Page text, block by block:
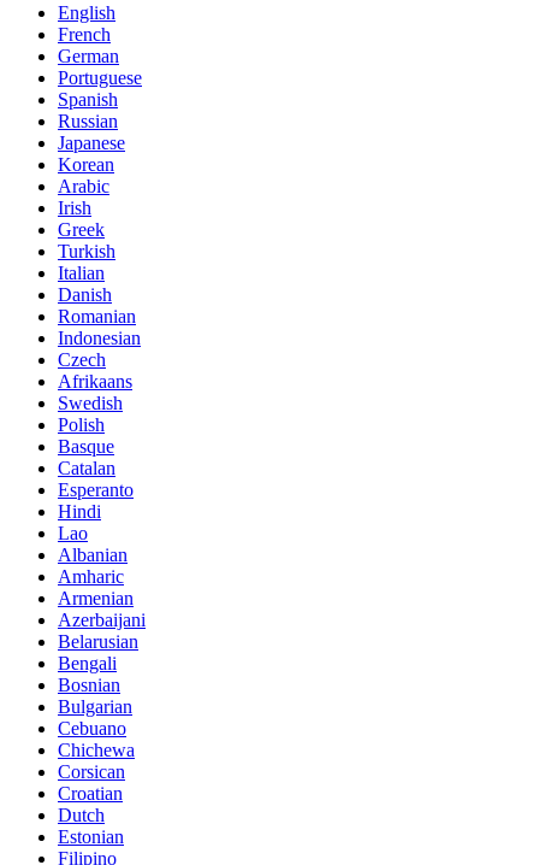
English
French
German
Portuguese
Spanish
Russian
Japanese
Korean
Arabic
Irish
Greek
Turkish
Italian
Danish
Romanian
Indonesian
Czech
Afrikaans
Swedish
Polish
Basque
Catalan
Esperanto
Hindi
Lao
Albanian
Amharic
Armenian
Azerbaijani
Belarusian
Bengali
Bosnian
Bulgarian
Cebuano
Chichewa
Corsican
Croatian
Dutch
Estonian
Filipino